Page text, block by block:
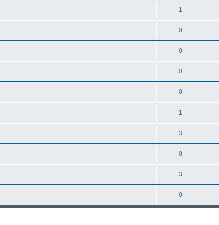
1
0
0
0
0
1
3
0
3
0